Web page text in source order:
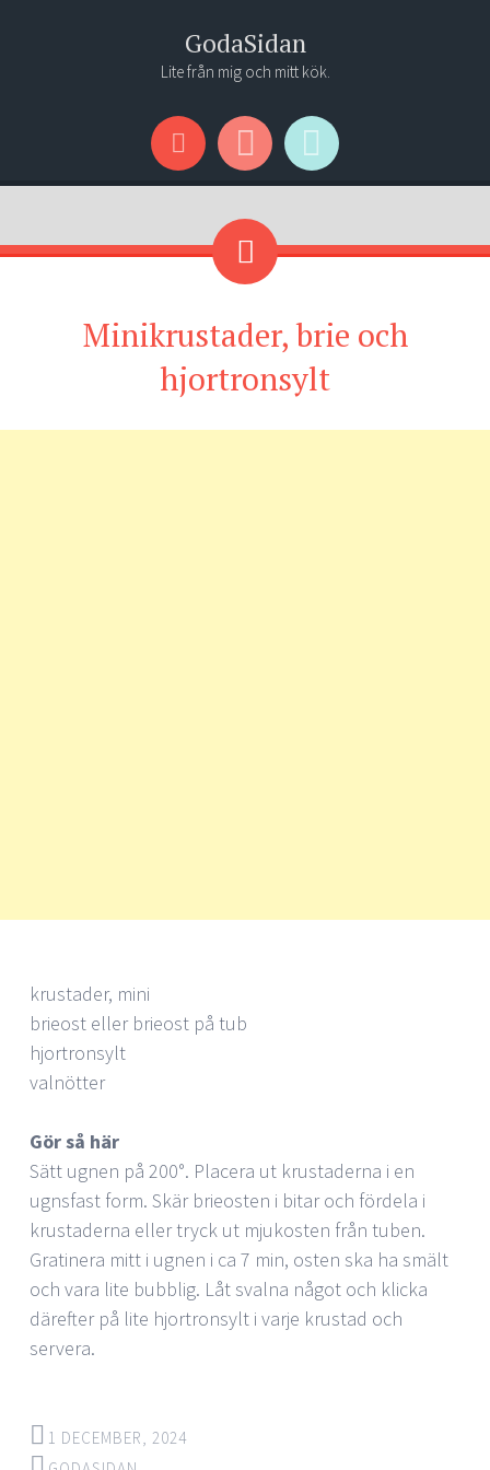
GodaSidan
Lite från mig och mitt kök.
Menu
Widgets
Search
Minikrustader, brie och
hjortronsylt
krustader, mini
brieost eller brieost på tub
hjortronsylt
valnötter
Gör så här
Sätt ugnen på 200°. Placera ut krustaderna i en
ugnsfast form. Skär brieosten i bitar och fördela i
krustaderna eller tryck ut mjukosten från tuben.
Gratinera mitt i ugnen i ca 7 min, osten ska ha smält
och vara lite bubblig. Låt svalna något och klicka
därefter på lite hjortronsylt i varje krustad och
servera.
1 DECEMBER, 2024